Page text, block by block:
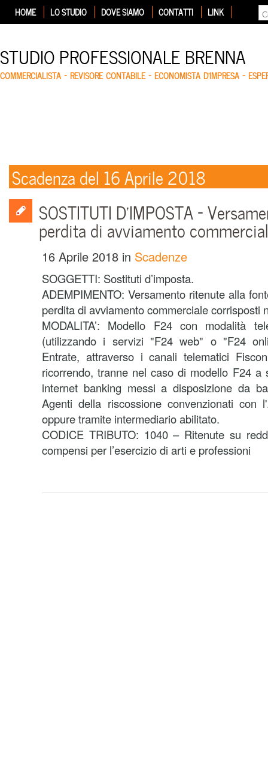
HOME LO STUDIO DOVE SIAMO CONTATTI LINK
STUDIO PROFESSIONALE BRENNA
COMMERCIALISTA – REVISORE CONTABILE – ECONOMISTA D'IMPRESA –
Scadenza del 16 Aprile 2018
SOSTITUTI D’IMPOSTA –
perdita di avviamento
16 Aprile 2018 in Scadenze
SOGGETTI: Sostituti d’imposta.
ADEMPIMENTO: Versamento ritenute alla
perdita di avviamento commerciale corrisposti
MODALITA’: Modello F24 con modalità
(utilizzando i servizi "F24 web" o "F24
Entrate, attraverso i canali telematici
ricorrendo, tranne nel caso di modello F24
internet banking messi a disposizione da
Agenti della riscossione convenzionati con
oppure tramite intermediario abilitato.
CODICE TRIBUTO: 1040 – Ritenute su
compensi per l’esercizio di arti e professioni